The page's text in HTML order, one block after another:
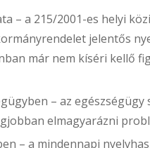
– a 215/2001-es helyi
jelentős
már nem kíséri kellő
– az
elmagyarázni
– a mindennapi